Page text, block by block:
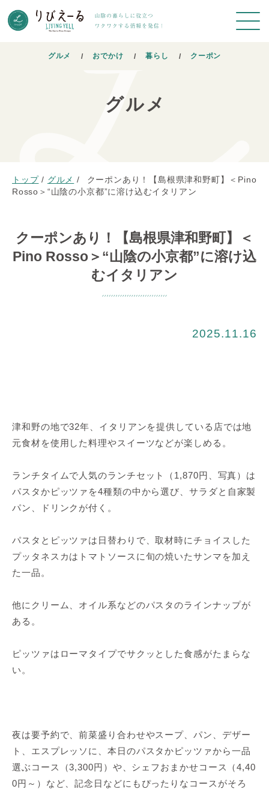
グルメ おでかけ 暮らし クーポン
グルメ
トップ / グルメ /
クーポンあり！【島根県津和野町】＜Pino
Rosso＞“山陰の小京都”に溶け込むイタリアン
クーポンあり！【島根県津和野町】＜
Pino Rosso＞“山陰の小京都”に溶け込
むイタリアン
2025.11.16
津和野の地で32年、イタリアンを提供している店では地
元食材を使用した料理やスイーツなどが楽しめる。
ランチタイムで人気のランチセット（1,870円、写真）は
パスタかピッツァを4種類の中から選び、サラダと自家製
パン、ドリンクが付く。
パスタとピッツァは日替わりで、取材時にチョイスした
プッタネスカはトマトソースに旬の焼いたサンマを加え
た一品。
他にクリーム、オイル系などのパスタのラインナップが
ある。
ピッツァはローマタイプでサクッとした食感がたまらな
い。
夜は要予約で、前菜盛り合わせやスープ、パン、デザー
ト、エスプレッソに、本日のパスタかピッツァから一品
選ぶコース（3,300円）や、シェフおまかせコース（4,40
0円～）など、記念日などにもぴったりなコースがそろ